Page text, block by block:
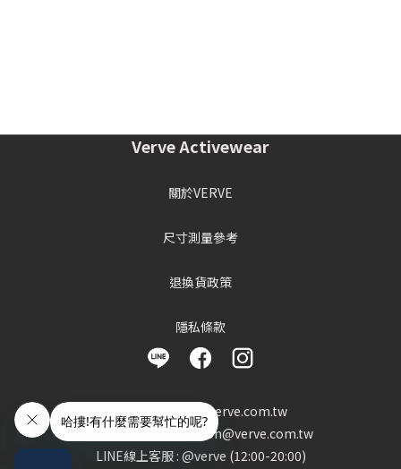
Verve Activewear
關於VERVE
尺寸測量參考
退換貨政策
隱私條款
客服信箱 : info@verve.com.tw
異業合作 : cooperation@verve.com.tw
LINE線上客服 : @verve (12:00-20:00)